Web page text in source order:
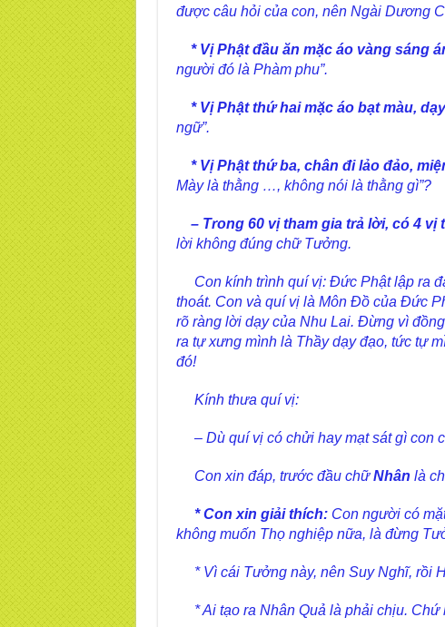
được câu hỏi của con, nên Ngài Dương
* Vị Phật đầu ăn mặc áo vàng sáng
người đó là Phàm phu”.
* Vị Phật thứ hai mặc áo bạt màu,
ngữ”.
* Vị Phật thứ ba, chân đi lảo đảo,
Mày là thằng …, không nói là thằng gì”?
– Trong 60 vị tham gia trả lời, có 4 vị
lời không đúng chữ Tưởng.
Con kính trình quí vị: Đức Phật lập ra
thoát. Con và quí vị là Môn Đồ của Đức
rõ ràng lời dạy của Nhu Lai. Đừng vì
ra tự xưng mình là Thầy dạy đạo, tức tự
đó!
Kính thưa quí vị:
– Dù quí vị có chửi hay mạt sát gì con
Con xin đáp, trước đầu chữNhân là
* Con xin giải thích:Con người có
không muốn Thọ nghiệp nữa, là đừng
* Vì cái Tưởng này, nên Suy Nghĩ, rồi
* Ai tạo ra Nhân Quả là phải chịu. Chứ